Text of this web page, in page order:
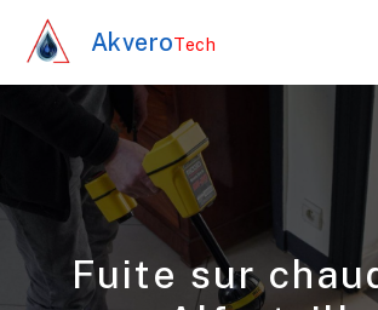
AkveroTech
fuite sur chaudière
Panneau de gestion des cookies